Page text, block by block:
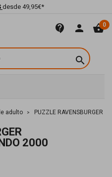
desde 49,95€*
contact_support person shopping_basket0

adulto PUZZLE RAVENSBURGER
2000